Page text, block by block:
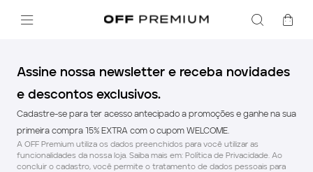
Assine nossa newsletter e receba novidades
e descontos exclusivos.
Cadastre-se para ter acesso antecipado a promoções e ganhe na sua
primeira compra 15% EXTRA com o cupom WELCOME.
A OFF Premium utiliza os dados preenchidos para você utilizar as
funcionalidades da nossa loja. Saiba mais em: Política de Privacidade. Ao
concluir o cadastro, você permite o tratamento de dados pessoais para